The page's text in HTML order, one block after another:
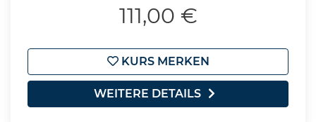
111,00 €
KURS MERKEN
WEITERE DETAILS